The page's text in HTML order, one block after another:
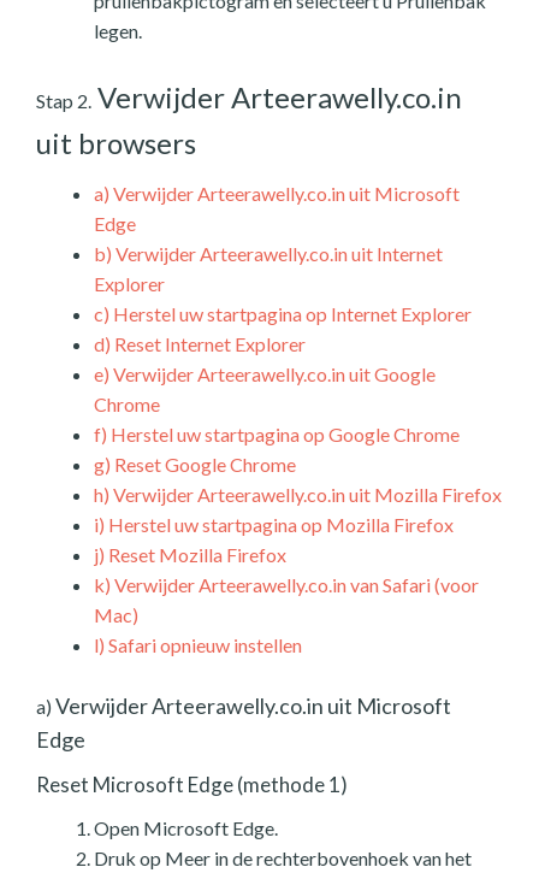
legen.
Stap 2. Verwijder Arteerawelly.co.in
uit browsers
a) Verwijder Arteerawelly.co.in uit Microsoft
Edge
b) Verwijder Arteerawelly.co.in uit Internet
Explorer
c) Herstel uw startpagina op Internet Explorer
d) Reset Internet Explorer
e) Verwijder Arteerawelly.co.in uit Google
Chrome
f) Herstel uw startpagina op Google Chrome
g) Reset Google Chrome
h) Verwijder Arteerawelly.co.in uit Mozilla Firefox
i) Herstel uw startpagina op Mozilla Firefox
j) Reset Mozilla Firefox
k) Verwijder Arteerawelly.co.in van Safari (voor
Mac)
l) Safari opnieuw instellen
a) Verwijder Arteerawelly.co.in uit Microsoft
Edge
Reset Microsoft Edge (methode 1)
Open Microsoft Edge.
Druk op Meer in de rechterbovenhoek van het